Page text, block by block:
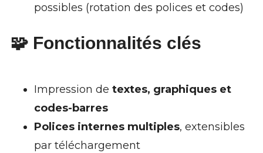
possibles (rotation des polices et codes)
🧩 Fonctionnalités clés
Impression de textes, graphiques et
codes-barres
Polices internes multiples, extensibles
par téléchargement